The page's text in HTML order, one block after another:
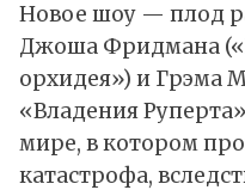
Новое шоу — плод
Джоша Фридмана
орхидея») и Грэма
«Владения
мире, в котором
катастрофа,